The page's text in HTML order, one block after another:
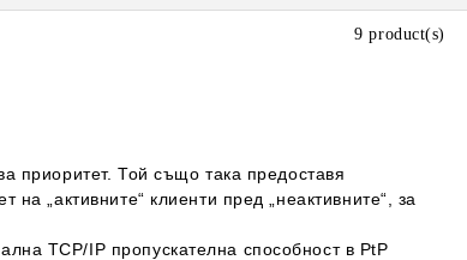
приоритет. Той също така предоставя
на „активните“ клиенти пред „неактивните“, за
TCP/IP пропускателна способност в PtP
9 product(s)